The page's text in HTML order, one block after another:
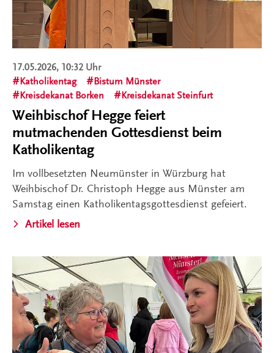
17.05.2026, 10:32 Uhr
Katholikentag
Bistum Münster
Kreisdekanat Borken
Kreisdekanat Steinfurt
Weihbischof Hegge feiert
mutmachenden Gottesdienst beim
Katholikentag
Im vollbesetzten Neumünster in Würzburg hat
Weihbischof Dr. Christoph Hegge aus Münster am
Samstag einen Katholikentagsgottesdienst gefeiert.
Artikel lesen